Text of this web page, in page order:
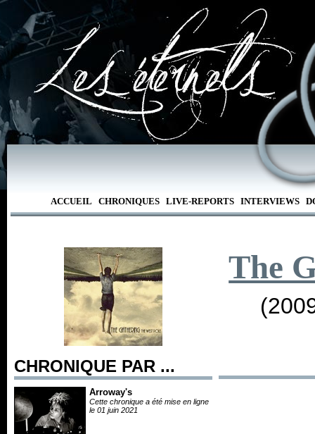
ACCUEIL CHRONIQUES LIVE-REPORTS INTERVIEWS
CHRONIQUE PAR ...
Arroway's
Cette chronique a été mise en ligne
le 01 juin 2021
The